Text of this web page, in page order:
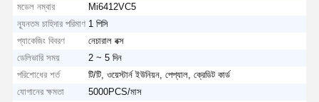
মডেল নম্বার
Mi6412VC5
ন্যূনতম চাহিদার পরিমাণ 1 পিসি
প্যাকেজিং বিবরণ
নেচারাল বক্স
ডেলিভারি সময়
2 ~ 5 দিন
পরিশোধের শর্ত
টি/টি, ওয়েস্টার্ন ইউনিয়ন, পেপ্যাল, ক্রেডিট কার্ড
যোগানের ক্ষমতা
5000PCS/মাস